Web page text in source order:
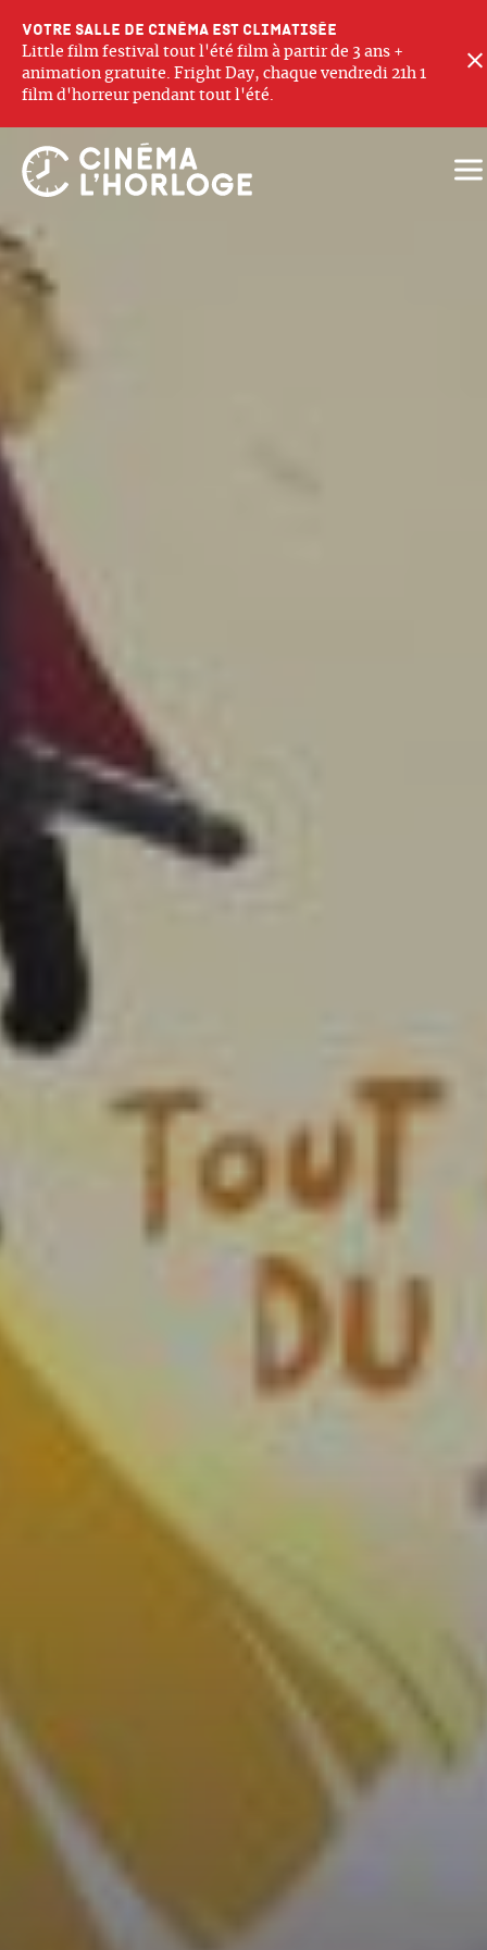
Votre salle de cinéma est climatisée
Little film festival tout l'été film à partir de 3 ans +
animation gratuite. Fright Day, chaque vendredi 21h 1
film d'horreur pendant tout l'été.